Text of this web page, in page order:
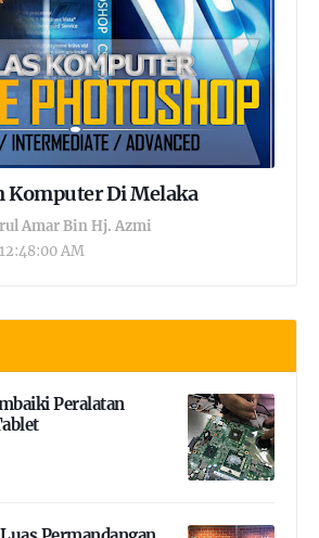
Komputer Di Melaka
Amar Bin Hj. Azmi
AM
Peralatan